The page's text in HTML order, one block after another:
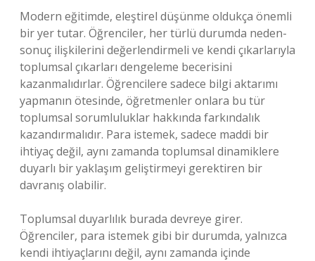
Modern eğitimde, eleştirel düşünme oldukça önemli
bir yer tutar. Öğrenciler, her türlü durumda neden-
sonuç ilişkilerini değerlendirmeli ve kendi çıkarlarıyla
toplumsal çıkarları dengeleme becerisini
kazanmalıdırlar. Öğrencilere sadece bilgi aktarımı
yapmanın ötesinde, öğretmenler onlara bu tür
toplumsal sorumluluklar hakkında farkındalık
kazandırmalıdır. Para istemek, sadece maddi bir
ihtiyaç değil, aynı zamanda toplumsal dinamiklere
duyarlı bir yaklaşım geliştirmeyi gerektiren bir
davranış olabilir.
Toplumsal duyarlılık burada devreye girer.
Öğrenciler, para istemek gibi bir durumda, yalnızca
kendi ihtiyaçlarını değil, aynı zamanda içinde